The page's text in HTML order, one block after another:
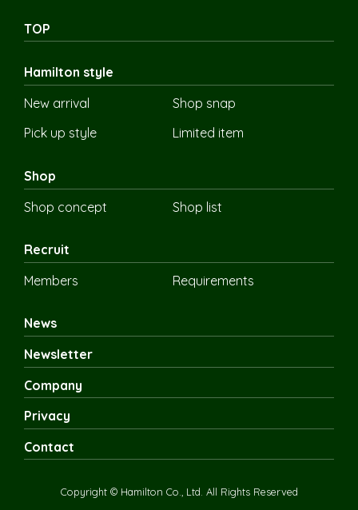
TOP
Hamilton style
New arrival
Shop snap
Pick up style
Limited item
Shop
Shop concept
Shop list
Recruit
Members
Requirements
News
Newsletter
Company
Privacy
Contact
Copyright © Hamilton Co., Ltd. All Rights Reserved